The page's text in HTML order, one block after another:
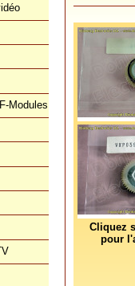
Modules
Cliquez
pour